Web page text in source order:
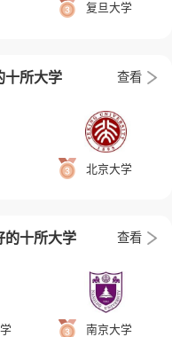
复旦大学
十所大学 查看
北京大学
的十所大学 查看
南京大学